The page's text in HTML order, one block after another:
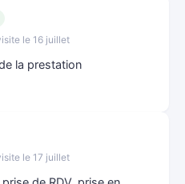
le 16 juillet
la prestation
le 17 juillet